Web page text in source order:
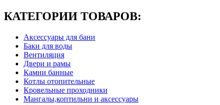
КАТЕГОРИИ ТОВАРОВ:
Аксессуары для бани
Баки для воды
Вентиляция
Двери и рамы
Камни банные
Котлы отопительные
Кровельные проходники
Мангалы,коптильни и аксессуары